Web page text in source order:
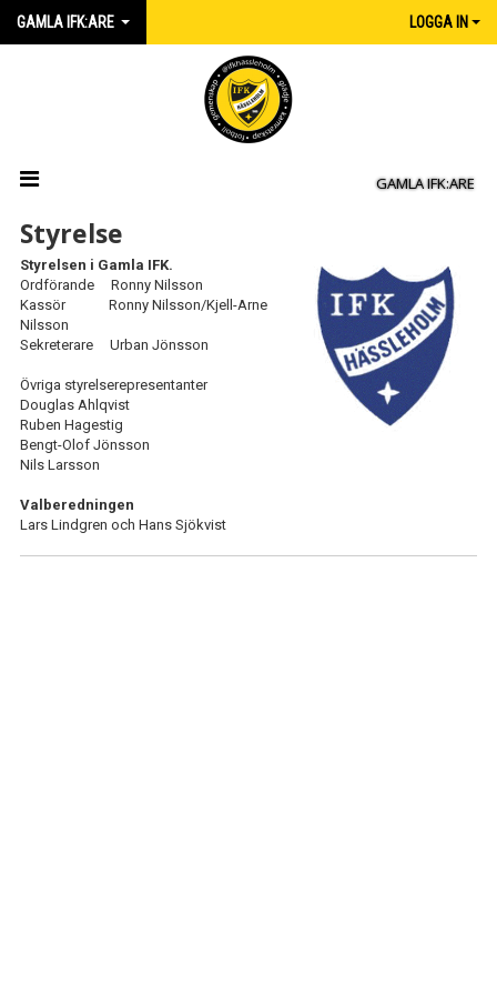
GAMLA IFK:ARE LOGGA IN
GAMLA IFK:ARE
HEM
NYHETER
HISTORIA
STYRELSEN
KALENDER
BILDGALLERI
DOKUMENT
Styrelse
Styrelsen i Gamla IFK.
Ordförande Ronny Nilsson
Kassör Ronny Nilsson/Kjell-Arne
Nilsson
Sekreterare Urban Jönsson
Övriga styrelserepresentanter
Douglas Ahlqvist
Ruben Hagestig
Bengt-Olof Jönsson
Nils Larsson
Valberedningen
Lars Lindgren och Hans Sjökvist